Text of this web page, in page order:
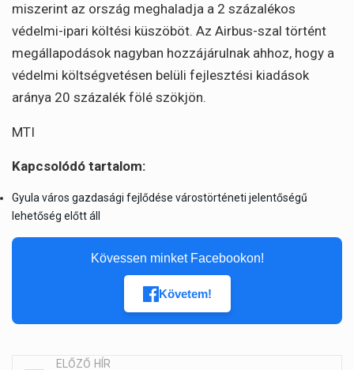
miszerint az ország meghaladja a 2 százalékos
védelmi-ipari költési küszöböt. Az Airbus-szal történt
megállapodások nagyban hozzájárulnak ahhoz, hogy a
védelmi költségvetésen belüli fejlesztési kiadások
aránya 20 százalék fölé szökjön.
MTI
Kapcsolódó tartalom:
Gyula város gazdasági fejlődése várostörténeti jelentőségű
lehetőség előtt áll
Kövessen minket Facebookon!
Követem!
ELŐZŐ HÍR